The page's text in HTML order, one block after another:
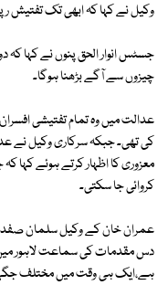
وکیل نے کہا کہ ابھی تک تفتیش
جسٹس انوار الحق پنوں نے کہا
چیزوں سے آگے بڑھنا ہوگا۔
عدالت میں وہ تمام تفتیشی
کی تھی۔ جبکہ سرکاری وکیل نے
معزوری کا اظہار کرتے ہوئے
کروائی جا سکتی۔
عمران خان کے وکیل سلمان
ہے،ایک ہی وقت میں مختلف